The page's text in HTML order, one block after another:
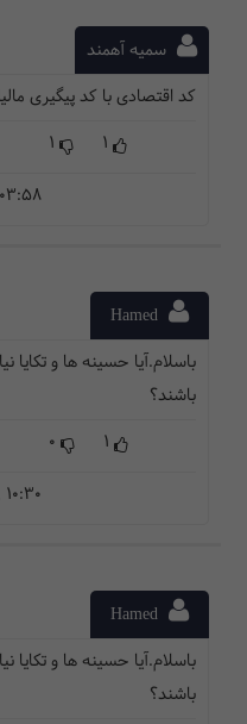
سمیه آهمند
کد اقتصادی با کد پیگیری
1
1
Hamed
باسلام.آیا حسینه ها و
باشند؟
Hamed
باسلام.آیا حسینه ها و
باشند؟